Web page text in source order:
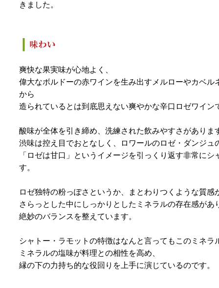
きました。
爽快な果実味が心地よく、
偉大なボルドーの赤ワインを生み出すメルローやカベル
から
造られているとは到底思えない爽やかな辛口ロゼワイン
酸味が全体を引き締め、洗練された飲みやすさがありま
渋味は控え目でおとなしく、ロワールのロゼ・ダンジュ
「ロゼは甘口」というイメージを引っくり返す非常にシ
す。
ロゼ独特の粉っぽさというか、まとわりつくような質感
さらっとした中にしっかりとしたミネラルの存在感があ
絶妙のバランスを整えています。
シャトー・ラモットの特徴はなんと言ってもこのミネラ
ミネラルの塩味が料理との相性を高め、
縁の下の力持ち的な役回りを上手に演じているのです。